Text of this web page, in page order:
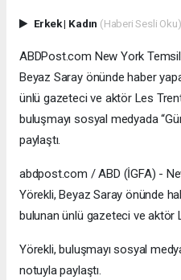
Erkek| Kadın (Haberi Sesli Oku)
ABDPost.com New York
Beyaz Saray önünde haber
ünlü gazeteci ve aktör Les Trent
buluşmayı sosyal medyada
paylaştı.
abdpost.com / ABD (İGFA) -
Yörekli, Beyaz Saray önünde
bulunan ünlü gazeteci ve aktör
Yörekli, buluşmayı sosyal
notuyla paylaştı.